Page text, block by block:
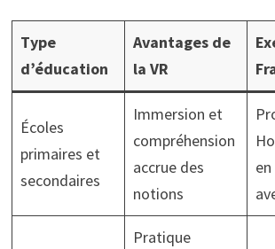
Type
d’éducation
Avantages de
la VR
Écoles
primaires et
secondaires
Immersion et
compréhension
accrue des
notions
Pratique